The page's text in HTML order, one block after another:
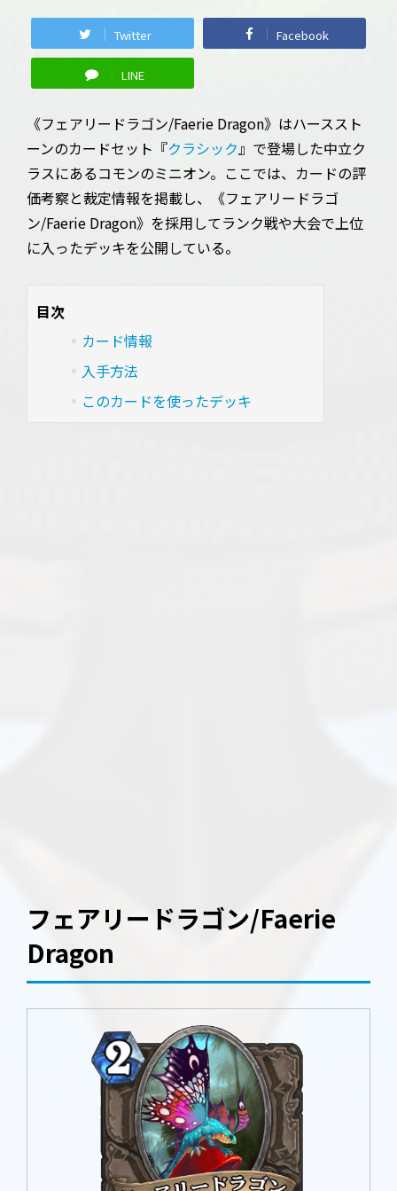
Twitter Facebook
LINE
《フェアリードラゴン/Faerie Dragon》はハーススト
ーンのカードセット『クラシック』で登場した中立ク
ラスにあるコモンのミニオン。ここでは、カードの評
価考察と裁定情報を掲載し、《フェアリードラゴ
ン/Faerie Dragon》を採用してランク戦や大会で上位
に入ったデッキを公開している。
目次
カード情報
入手方法
このカードを使ったデッキ
フェアリードラゴン/Faerie
Dragon